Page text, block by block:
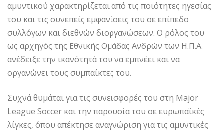
αμυντικού χαρακτηρίζεται από τις ποιότητες ηγεσίας
του και τις συνεπείς εμφανίσεις του σε επίπεδο
συλλόγων και διεθνών διοργανώσεων. Ο ρόλος του
ως αρχηγός της Εθνικής Ομάδας Ανδρών των Η.Π.Α.
ανέδειξε την ικανότητά του να εμπνέει και να
οργανώνει τους συμπαίκτες του.
Συχνά θυμάται για τις συνεισφορές του στη Major
League Soccer και την παρουσία του σε ευρωπαϊκές
λίγκες, όπου απέκτησε αναγνώριση για τις αμυντικές